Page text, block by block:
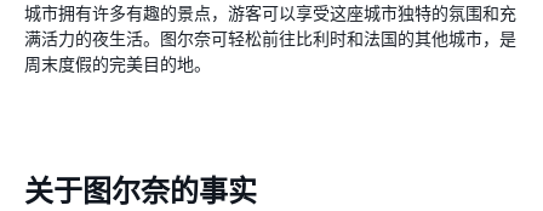
城市拥有许多有趣的景点，游客可以享受这座城市独特的氛围和充
满活力的夜生活。图尔奈可轻松前往比利时和法国的其他城市，是
周末度假的完美目的地。
关于图尔奈的事实